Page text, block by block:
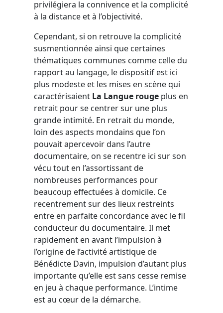
privilégiera la connivence et la complicité
à la distance et à l’objectivité.
Cependant, si on retrouve la complicité
susmentionnée ainsi que certaines
thématiques communes comme celle du
rapport au langage, le dispositif est ici
plus modeste et les mises en scène qui
caractérisaient La Langue rouge plus en
retrait pour se centrer sur une plus
grande intimité. En retrait du monde,
loin des aspects mondains que l’on
pouvait apercevoir dans l’autre
documentaire, on se recentre ici sur son
vécu tout en l’assortissant de
nombreuses performances pour
beaucoup effectuées à domicile. Ce
recentrement sur des lieux restreints
entre en parfaite concordance avec le fil
conducteur du documentaire. Il met
rapidement en avant l’impulsion à
l’origine de l’activité artistique de
Bénédicte Davin, impulsion d’autant plus
importante qu’elle est sans cesse remise
en jeu à chaque performance. L’intime
est au cœur de la démarche.